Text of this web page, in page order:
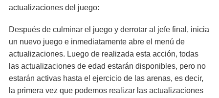
actualizaciones del juego:
Después de culminar el juego y derrotar al jefe final, inicia
un nuevo juego e inmediatamente abre el menú de
actualizaciones. Luego de realizada esta acción, todas
las actualizaciones de edad estarán disponibles, pero no
estarán activas hasta el ejercicio de las arenas, es decir,
la primera vez que podemos realizar las actualizaciones